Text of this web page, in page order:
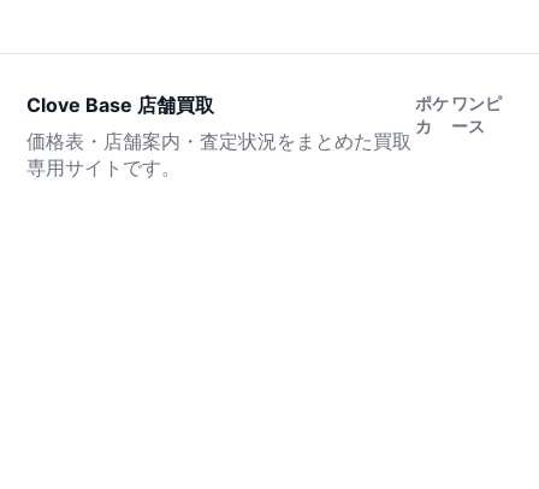
Clove Base 店舗買取
価格表・店舗案内・査定状況をまとめた買取
専用サイトです。
ポケ
カ
ワンピ
ース